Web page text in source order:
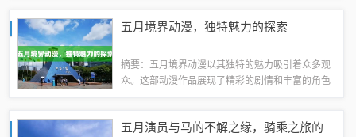
了解洛阳市的当前状况和未来发展趋势具有重...
五月境界动漫，独特魅力的探索
摘要：五月境界动漫以其独特的魅力吸引着众多观
众。这部动漫作品展现了精彩的剧情和丰富的角色
描绘和深刻的情感表达，引领观众进入一个充...
五月演员与马的不解之缘，骑乘之旅的